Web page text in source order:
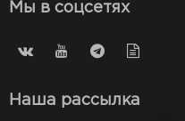
Мы в соцсетях
Наша рассылка